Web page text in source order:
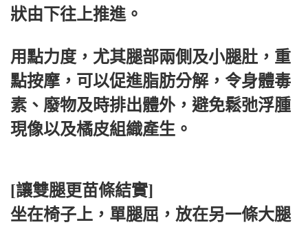
狀由下往上推進。
用點力度，尤其腿部兩側及小腿肚，重
點按摩，可以促進脂肪分解，令身體毒
素、廢物及時排出體外，避免鬆弛浮腫
現像以及橘皮組織產生。
[讓雙腿更苗條結實]
坐在椅子上，單腿屈，放在另一條大腿